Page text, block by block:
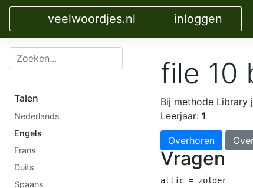
veelwoordjes.nl inloggen
Talen
Nederlands
Engels
Frans
Duits
Spaans
file 10
Bij methode Library
Leerjaar: 1
Overhoren
Vragen
attic = zolder